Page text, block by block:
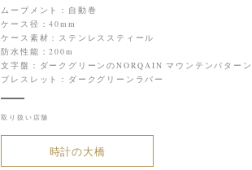
ムーブメント：自動巻
ケース径：40mm
ケース素材：ステンレススティール
防水性能：200m
文字盤：ダークグリーンのNORQAIN マウンテンパター
ブレスレット：ダークグリーンラバー
取り扱い店舗
時計の大橋